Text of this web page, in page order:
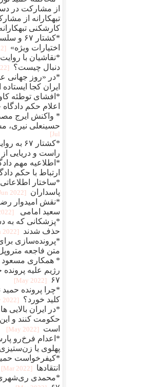
از مشارکت در
تبهکارانه از
کارشکنی
*کشتار
اختیارات ویژه»
[2022 Aug]
*نقاشیان با
دنبال چیست؟
[2022 Jul]
*در «روز جهانی
ایران کجا
*افشای توطئه
اعلام حکم
* واکنش ایرج
حسینعلی نیری،
Jul]
*کشتار
راست و دریایی
*اطلاعیه مهم
ارتباط با حکم
*ساختار
پاسداران
[2022 Jun]
*نقش امیدوار
سعید امامی
[2022 Jun]
*پزشکانی که به
حذف شدند
[2022 Jun]
*پرونده‌سازی
متن فاجعه
* همکاری مسعود
رژیم علیه
۶۷
[2022 May]
*چرا پرونده
کلید خورد؟
[2022 May]
*در ایران بالایی
حکومت کنند و
است
[2022 May]
*اعدام فرخ‌رو
پهلوی يا زن‌ستيزی
*کیفرخواست
انتقادها
[2022 Mar]
*محمدی‌